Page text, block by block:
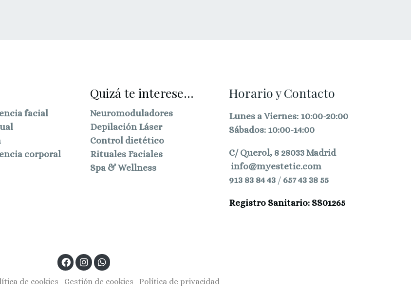
facial
corporal
Quizá te interese...
Neuromoduladores
Depilación Láser
Control dietético
Rituales Faciales
Spa & Wellness
Horario y Contacto
Lunes a Viernes: 10:00-20:00
Sábados: 10:00-14:00
C/ Querol, 8 28033 Madrid
info@myestetic.com
913 83 84 43/ 657 43 38 55
Registro Sanitario: SS01265
de cookies Gestión de cookies Política de privacidad